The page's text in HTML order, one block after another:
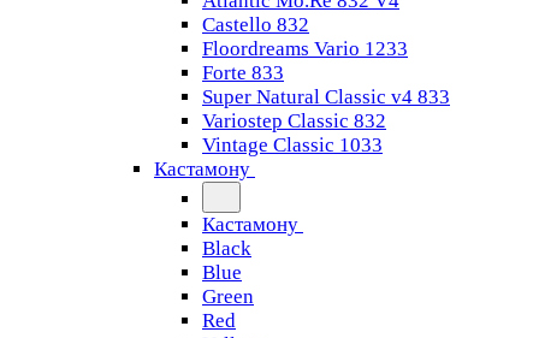
Castello 832
Floordreams Vario 1233
Forte 833
Super Natural Classic v4 833
Variostep Classic 832
Vintage Classic 1033
Кастамону
Кастамону
Black
Blue
Green
Red